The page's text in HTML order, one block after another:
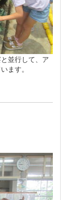
並行して、ア
ます。